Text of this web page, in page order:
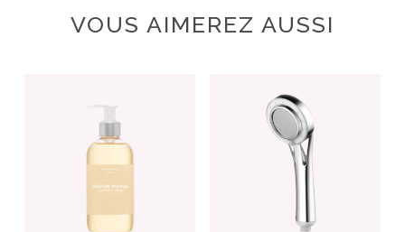
VOUS AIMEREZ AUSSI